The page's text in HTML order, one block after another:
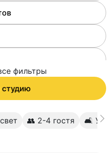
фильтры
👥 2-4 гостя 🛋